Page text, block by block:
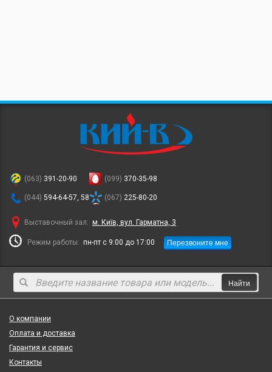
(063) 391-20-90
(044) 594-64-57, 58
(099) 370-35-98
(067) 225-80-20
Выставочный зал: м. Київ, вул. Гарматна, 3
Режим работы: пн-пт с 9:00 до 17:00 Перезвоните мне
Найти
О компании
Оплата и доставка
Гарантия и сервис
Контакты